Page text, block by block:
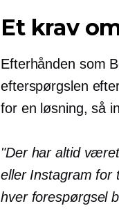
Et krav
Efterhånden som
efterspørgslen
for en løsning, så
"Der har altid
eller Instagram
hver forespørgsel